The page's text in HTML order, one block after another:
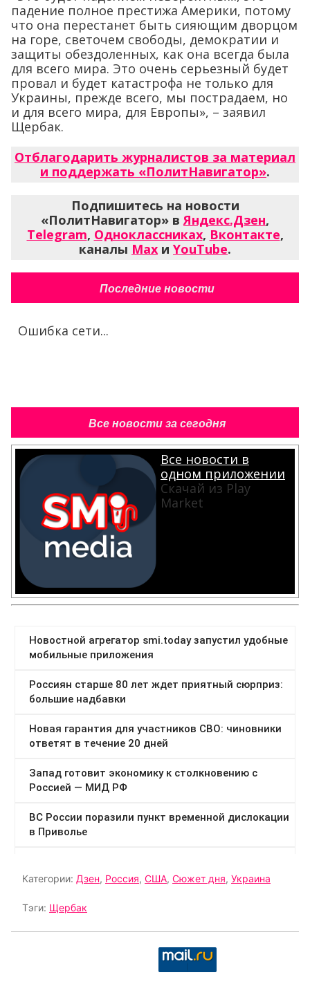
падение полное престижа Америки, потому
что она перестанет быть сияющим дворцом
на горе, светочем свободы, демократии и
защиты обездоленных, как она всегда была
для всего мира. Это очень серьезный будет
провал и будет катастрофа не только для
Украины, прежде всего, мы пострадаем, но
и для всего мира, для Европы», – заявил
Щербак.
Отблагодарить журналистов за материал
и поддержать «ПолитНавигатор».
Подпишитесь на новости
«ПолитНавигатор» вЯндекс.Дзен,
Telegram, Одноклассниках, Вконтакте,
каналы Max и YouTube.
Последние новости
Ошибка сети...
Все новости за сегодня
Все новости в
одном приложении
Скачай из Play
Market
Категории: Дзен, Россия, США, Сюжет дня, Украина
Тэги: Щербак